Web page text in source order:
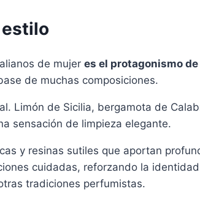
de mujer es el protagonismo
de muchas composiciones.
Limón de Sicilia, bergamota de
sensación de limpieza elegante.
y resinas sutiles que aportan
cuidadas, reforzando la
tradiciones perfumistas.